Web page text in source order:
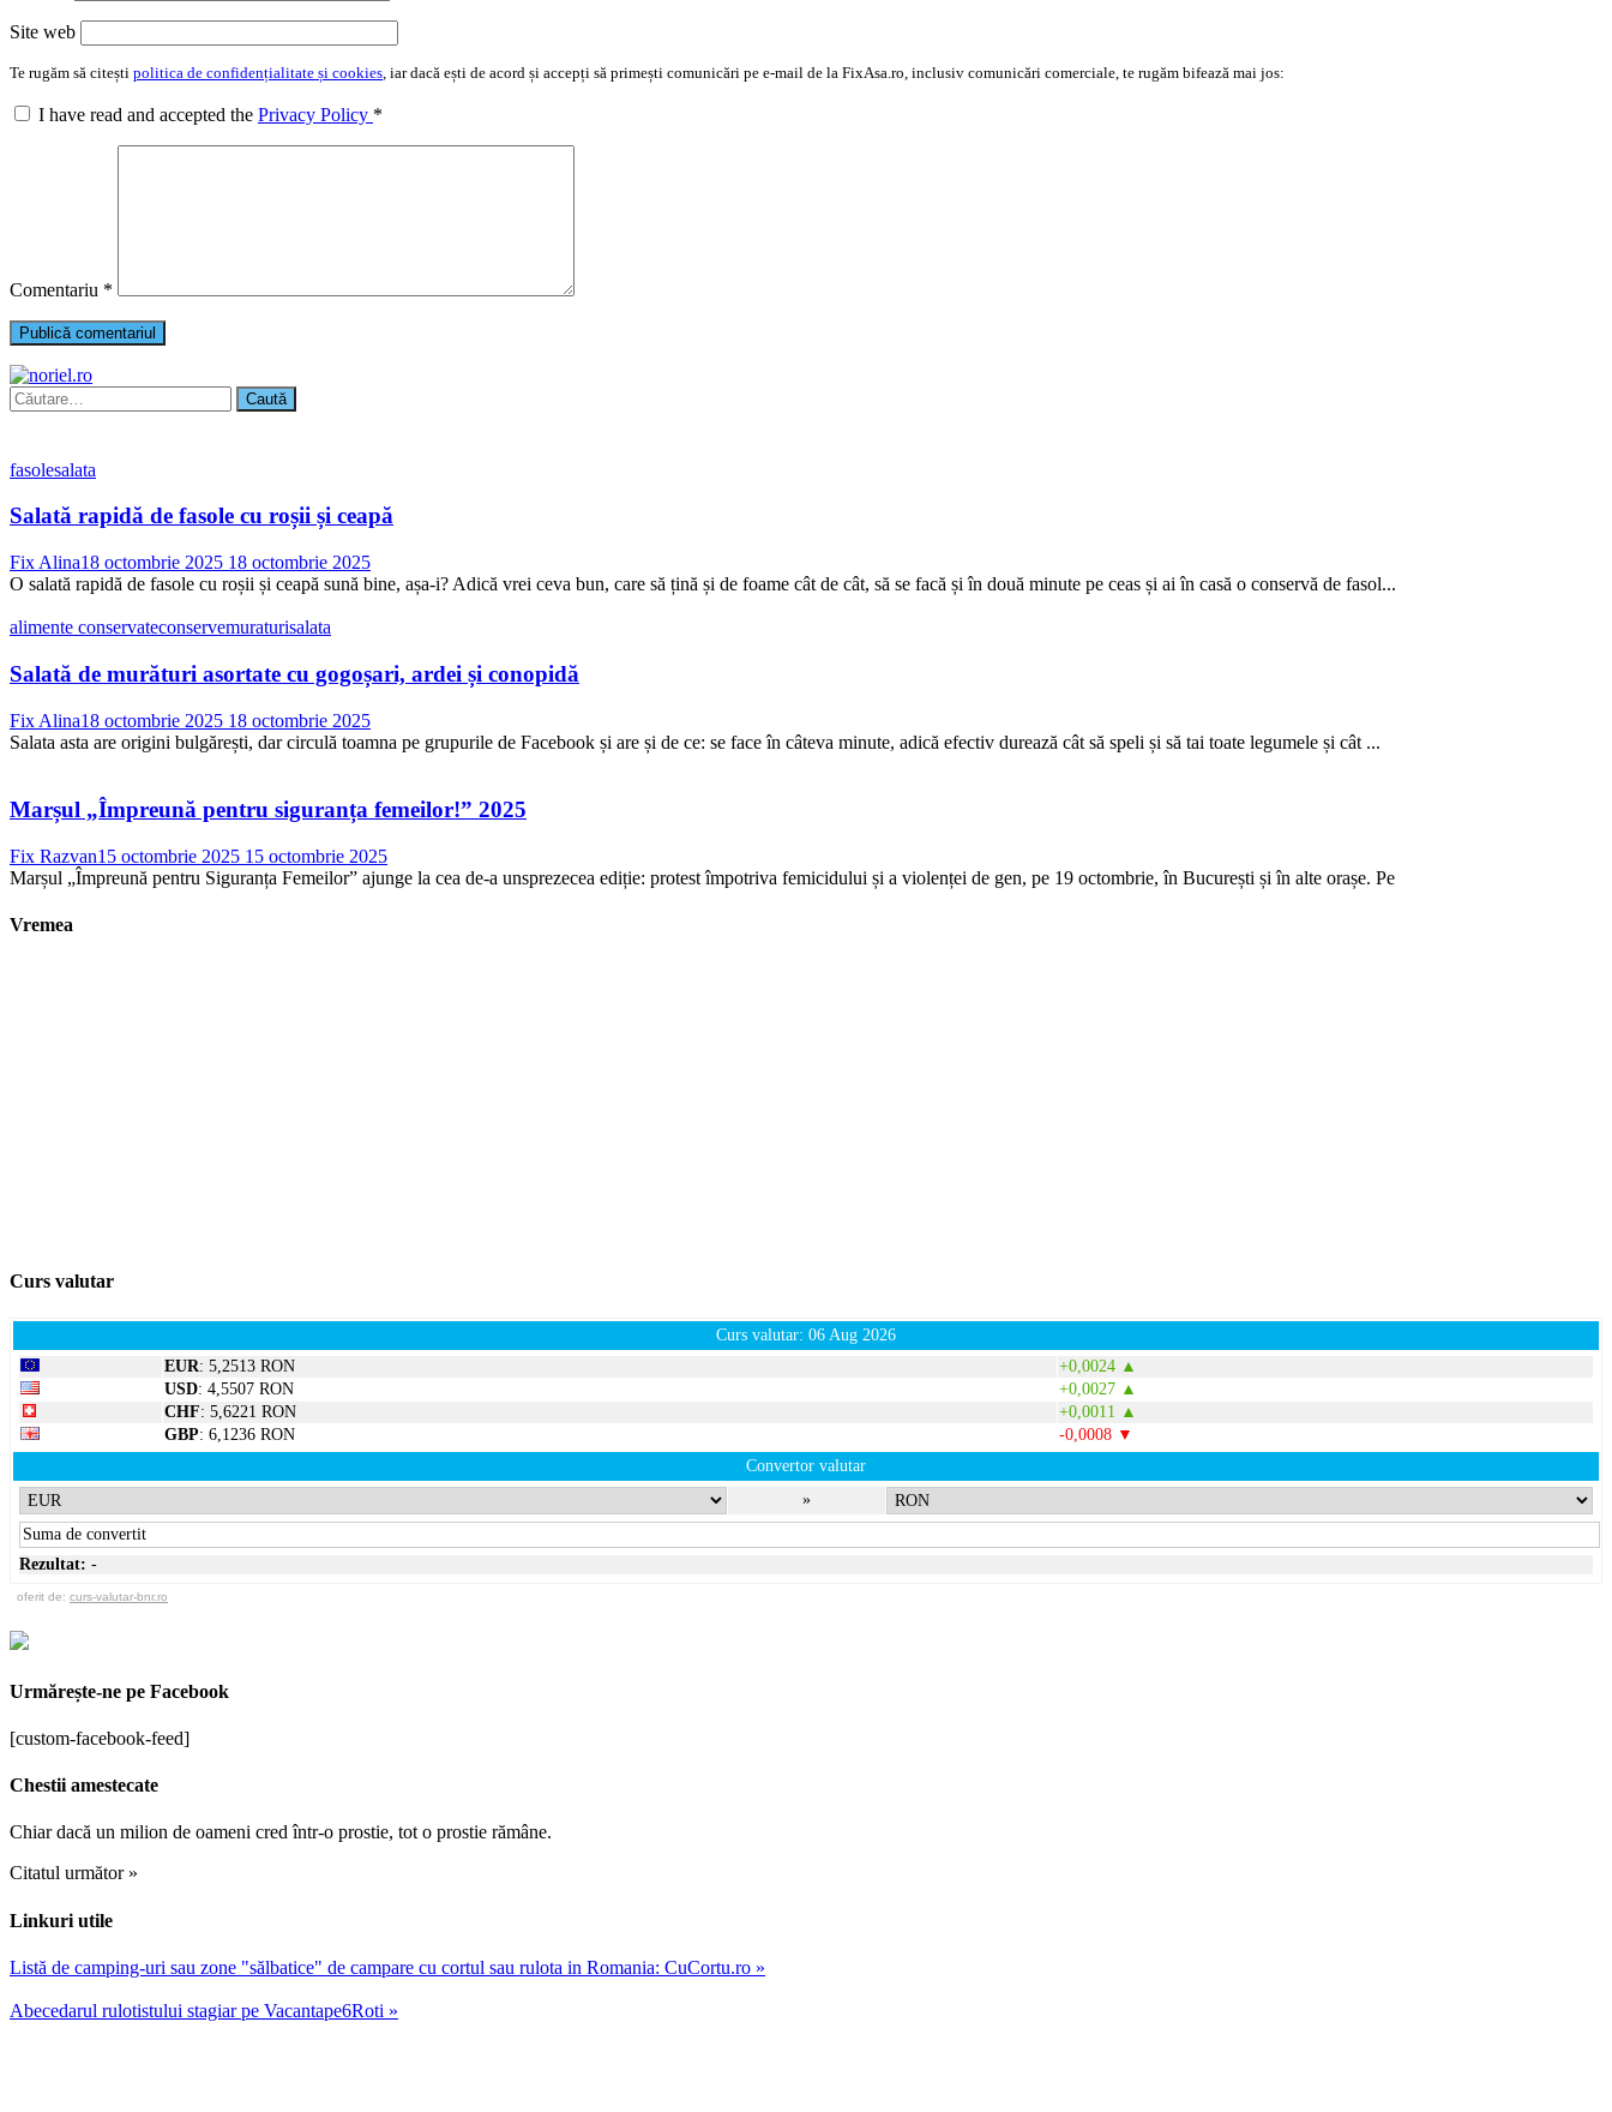
Site web
Te rugăm să citești politica de confidențialitate și cookies, iar dacă ești de acord și accepți să primești comunicări pe e-mail de la FixAsa.ro, inclusiv comunicări comerciale, te rugăm bifează mai jos:
I have read and accepted the Privacy Policy *
Comentariu *
Caută
după:
fasolesalata
Salată rapidă de fasole cu roșii și ceapă
Fix Alina18 octombrie 2025 18 octombrie 2025
O salată rapidă de fasole cu roșii și ceapă sună bine, așa-i? Adică vrei ceva bun, care să țină și de foame cât de cât, să se facă și în două minute pe ceas și ai în casă o conservă de fasol...
alimente conservateconservemuraturisalata
Salată de murături asortate cu gogoșari, ardei și conopidă
Fix Alina18 octombrie 2025 18 octombrie 2025
Salata asta are origini bulgărești, dar circulă toamna pe grupurile de Facebook și are și de ce: se face în câteva minute, adică efectiv durează cât să speli și să tai toate legumele și cât ...
Marșul „Împreună pentru siguranța femeilor!” 2025
Fix Razvan15 octombrie 2025 15 octombrie 2025
Marșul „Împreună pentru Siguranța Femeilor” ajunge la cea de-a unsprezecea ediție: protest împotriva femicidului și a violenței de gen, pe 19 octombrie, în București și în alte orașe. Pe
Vremea
Curs valutar
Curs valutar: 06 Aug 2026
EUR: 5,2513 RON
+0,0024 ▲
USD: 4,5507 RON
+0,0027 ▲
CHF: 5,6221 RON
+0,0011 ▲
GBP: 6,1236 RON
-0,0008 ▼
Convertor valutar
»
Rezultat: -
oferit de: curs-valutar-bnr.ro
Urmărește-ne pe Facebook
[custom-facebook-feed]
Chestii amestecate
Chiar dacă un milion de oameni cred într-o prostie, tot o prostie rămâne.
Citatul următor »
Linkuri utile
Listă de camping-uri sau zone "sălbatice" de campare cu cortul sau rulota in Romania: CuCortu.ro »
Abecedarul rulotistului stagiar pe Vacantape6Roti »